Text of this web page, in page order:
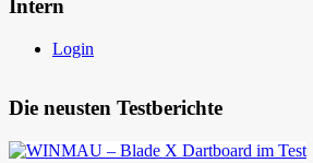
Intern
Login
Die neusten Testberichte